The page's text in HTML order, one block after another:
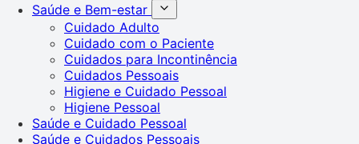
Saúde e Bem-estar
Cuidado Adulto
Cuidado com o Paciente
Cuidados para Incontinência
Cuidados Pessoais
Higiene e Cuidado Pessoal
Higiene Pessoal
Saúde e Cuidado Pessoal
Saúde e Cuidados Pessoais